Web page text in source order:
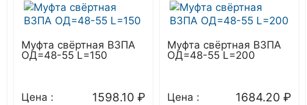
Муфта свёртная ВЗПА
ОД=48-55 L=150
Цена : 1598.10 ₽
Муфта свёртная ВЗПА
ОД=48-55 L=200
Цена : 1684.20 ₽